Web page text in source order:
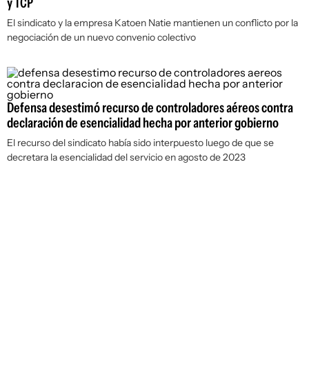
El sindicato y la empresa Katoen Natie mantienen un conflicto por la
negociación de un nuevo convenio colectivo
Defensa desestimó recurso de controladores aéreos contra
declaración de esencialidad hecha por anterior gobierno
El recurso del sindicato había sido interpuesto luego de que se
decretara la esencialidad del servicio en agosto de 2023